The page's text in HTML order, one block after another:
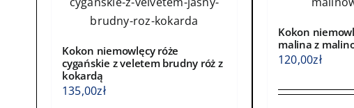
Kokon niemowlęcy róże
cygańskie z veletem brudny róż z
kokardą
135,00zł
Kokon
malina z
120,00zł